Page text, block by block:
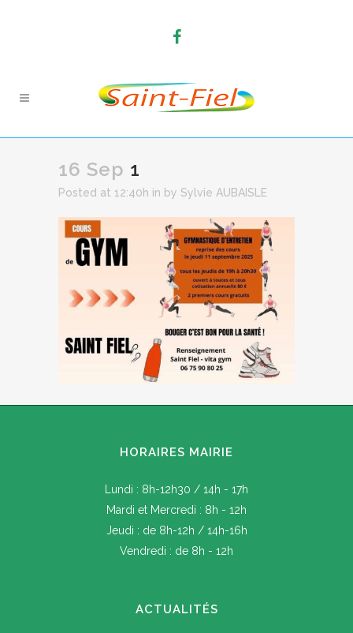
16 Sep 1
Posted at 12:40h in by Sylvie AUBAISLE
HORAIRES MAIRIE
Lundi : 8h-12h30 / 14h - 17h
Mardi et Mercredi : 8h - 12h
Jeudi : de 8h-12h / 14h-16h
Vendredi : de 8h - 12h
ACTUALITÉS